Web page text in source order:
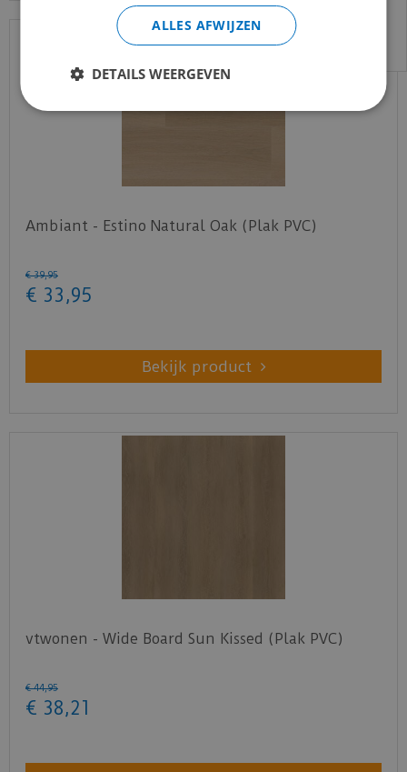
Ambiant - Estino Natural Oak (Plak PVC)
€ 39,95
€ 33 ,95
Bekijk product
vtwonen - Wide Board Sun Kissed (Plak PVC)
€ 44,95
€ 38,21
info@merkvloerenwinkel.nl
ALLES AFWIJZEN
DETAILS WEERGEVEN